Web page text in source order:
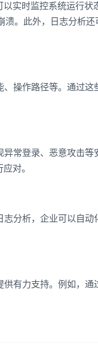
实时监控系统运行状
。此外，日志分析
操作路径等。通过这
常登录、恶意攻击
对。
分析，企业可以自动
有力支持。例如，通